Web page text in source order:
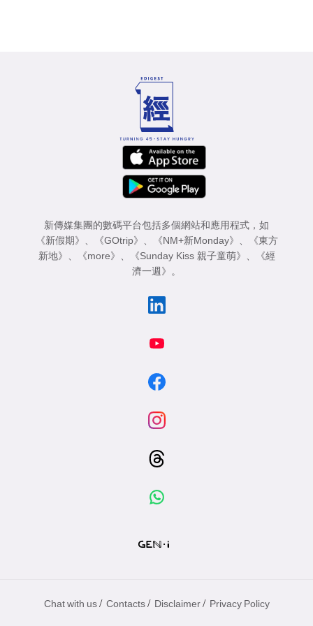
新傳媒集團的數碼平台包括多個網站和應用程式，如
《新假期》
《GOtrip》 《NM+新Monday》
《東方
新地》
《more》 《Sunday Kiss 親子童萌》
《經
濟一週》
。
Chat with us / Contacts / Disclaimer / Privacy Policy